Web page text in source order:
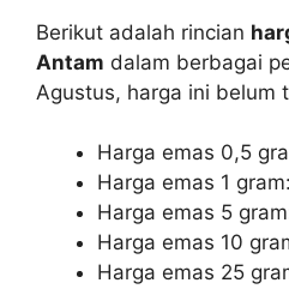
Berikut adalah rincian
Antam dalam berbagai
Agustus, harga ini belum
Harga emas 0,5
Harga emas 1
Harga emas 5
Harga emas 10
Harga emas 25